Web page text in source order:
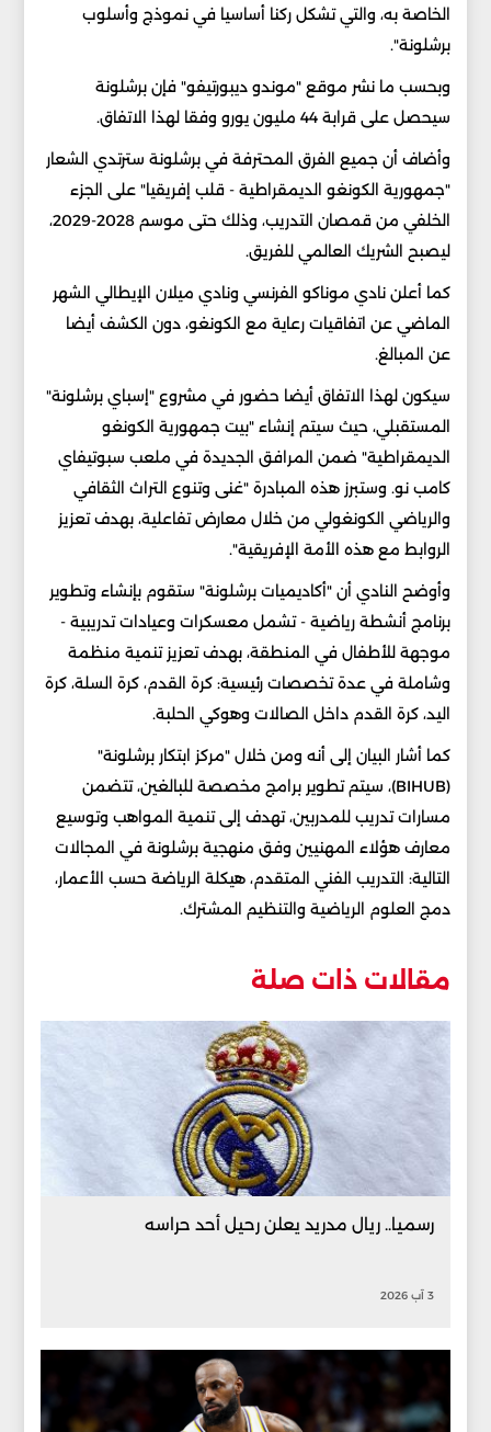
الخاصة به، والتي تشكل ركنا أساسيا في نموذج وأسلوب
برشلونة".
وبحسب ما نشر موقع "موندو ديبورتيفو" فإن برشلونة
سيحصل على قرابة 44 مليون يورو وفقا لهذا الاتفاق.
وأضاف أن جميع الفرق المحترفة في برشلونة سترتدي الشعار
"جمهورية الكونغو الديمقراطية - قلب إفريقيا" على الجزء
الخلفي من قمصان التدريب، وذلك حتى موسم 2028-2029،
ليصبح الشريك العالمي للفريق.
كما أعلن نادي موناكو الفرنسي ونادي ميلان الإيطالي الشهر
الماضي عن اتفاقيات رعاية مع الكونغو، دون الكشف أيضا
عن المبالغ.
سيكون لهذا الاتفاق أيضا حضور في مشروع "إسباي برشلونة"
المستقبلي، حيث سيتم إنشاء "بيت جمهورية الكونغو
الديمقراطية" ضمن المرافق الجديدة في ملعب سبوتيفاي
كامب نو. وستبرز هذه المبادرة "غنى وتنوع التراث الثقافي
والرياضي الكونغولي من خلال معارض تفاعلية، بهدف تعزيز
الروابط مع هذه الأمة الإفريقية".
وأوضح النادي أن "أكاديميات برشلونة" ستقوم بإنشاء وتطوير
برنامج أنشطة رياضية - تشمل معسكرات وعيادات تدريبية -
موجهة للأطفال في المنطقة، بهدف تعزيز تنمية منظمة
وشاملة في عدة تخصصات رئيسية: كرة القدم، كرة السلة، كرة
اليد، كرة القدم داخل الصالات وهوكي الحلبة.
كما أشار البيان إلى أنه ومن خلال "مركز ابتكار برشلونة"
(BIHUB)، سيتم تطوير برامج مخصصة للبالغين، تتضمن
مسارات تدريب للمدربين، تهدف إلى تنمية المواهب وتوسيع
معارف هؤلاء المهنيين وفق منهجية برشلونة في المجالات
التالية: التدريب الفني المتقدم، هيكلة الرياضة حسب الأعمار،
دمج العلوم الرياضية والتنظيم المشترك.
مقالات ذات صلة
رسميا.. ريال مدريد يعلن رحيل أحد حراسه
3 آب 2026